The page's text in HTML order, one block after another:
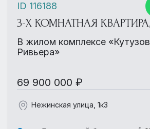
3-Х КОМНАТНАЯ КВАРТИРА,
В жилом комплексе
Ривьера»
69 900 000 ₽
Нежинская улица, 1к3
ID 116188